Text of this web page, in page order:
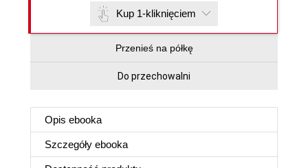
Kup 1-kliknięciem
Przenieś na półkę
Do przechowalni
Opis ebooka
Szczegóły ebooka